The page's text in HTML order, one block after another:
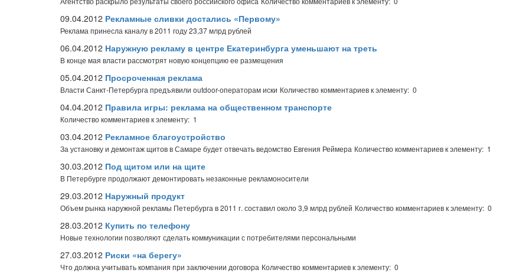
09.04.2012 Рекламные сливки достались «Первому»
Реклама принесла каналу в 2011 году 23,37 млрд рублей
06.04.2012 Наружную рекламу в центре Екатеринбурга уменьшают на треть
В конце мая власти рассмотрят новую концепцию ее размещения
05.04.2012 Просроченная реклама
Власти Санкт-Петербурга предъявили outdoor-операторам иски Количество комментариев к элементу: 0
04.04.2012 Правила игры: реклама на общественном транспорте
Количество комментариев к элементу: 1
03.04.2012 Рекламное благоустройство
За установку и демонтаж щитов в Самаре будет отвечать ведомство Евгения Реймера Количество комментариев к элементу: 1
30.03.2012 Под щитом или на щите
В Петербурге продолжают демонтировать незаконные рекламоносители
29.03.2012 Наружный продукт
Объем рынка наружной рекламы Петербурга в 2011 г. составил около 3,9 млрд рублей Количество комментариев к элементу: 0
28.03.2012 Купить по телефону
Новые технологии позволяют сделать коммуникации с потребителями персональными
27.03.2012 Риски «на берегу»
Что должна учитывать компания при заключении договора Количество комментариев к элементу: 0